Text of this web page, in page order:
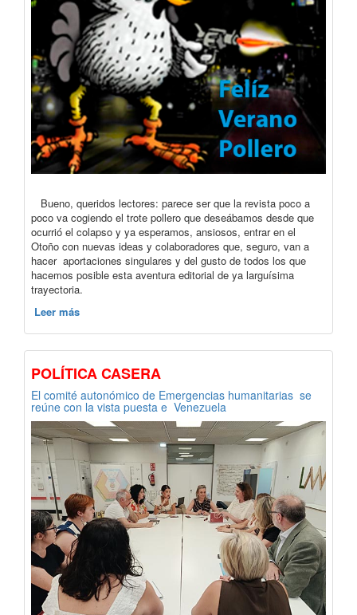
Bueno, queridos lectores: parece ser que la revista poco a
poco va cogiendo el trote pollero que deseábamos desde que
ocurrió el colapso y ya esperamos, ansiosos, entrar en el
Otoño con nuevas ideas y colaboradores que, seguro, van a
hacer aportaciones singulares y del gusto de todos los que
hacemos posible esta aventura editorial de ya larguísima
trayectoria.
Leer más
POLÍTICA CASERA
El comité autonómico de Emergencias humanitarias se
reúne con la vista puesta e Venezuela